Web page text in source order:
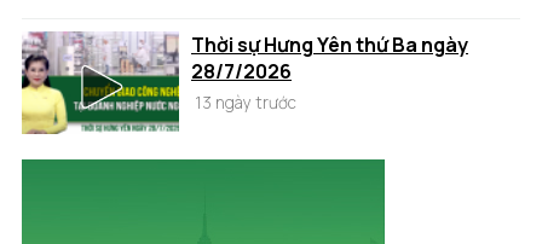
Thời sự Hưng Yên thứ Ba ngày
28/7/2026
13 ngày trước